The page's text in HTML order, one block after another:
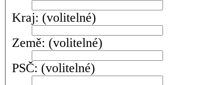
Kraj: (volitelné)
Země: (volitelné)
PSČ: (volitelné)